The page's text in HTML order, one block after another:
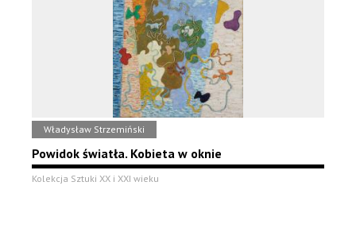
Władysław Strzemiński
Powidok światła. Kobieta w oknie
Kolekcja Sztuki XX i XXI wieku